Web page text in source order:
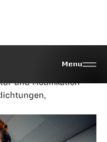
Menu
und Modifikation